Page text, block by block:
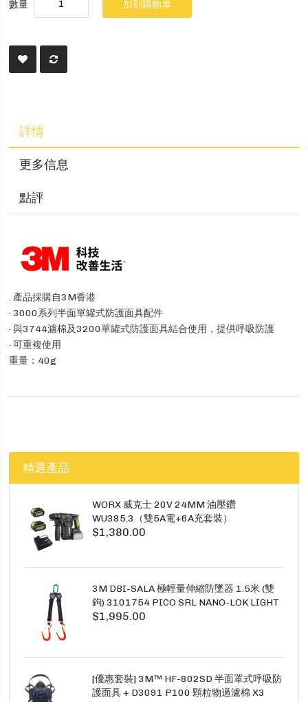
數量 加到購物車
詳情
更多信息
點評
產品採購自3M香港
· 3000系列半面單罐式防護面具配件
· 與3744濾棉及3200單罐式防護面具結合使用，提供呼吸防護
· 可重複使用
重量：40g
精選產品
WORX 威克士 20V 24MM 油壓鑽
WU385.3（雙5A電+6A充套裝）
$1,380.00
3M DBI-SALA 極輕量伸縮防墜器 1.5米 (雙
鉤) 3101754 PICO SRL NANO-LOK LIGHT
1.5M TWINS
$1,995.00
[優惠套裝] 3M™ HF-802SD 半面罩式呼吸防
護面具 + D3091 P100 顆粒物過濾棉 X3